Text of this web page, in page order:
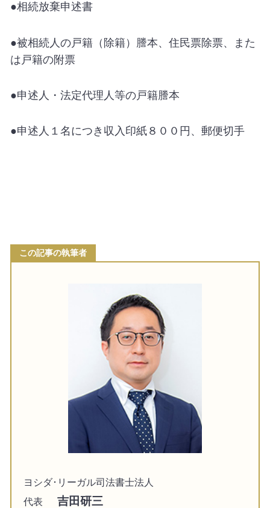
●相続放棄申述書
●被相続人の戸籍（除籍）謄本、住民票除票、また
は戸籍の附票
●申述人・法定代理人等の戸籍謄本
●申述人１名につき収入印紙８００円、郵便切手
この記事の執筆者
ヨシダ･リーガル司法書士法人
代表
吉田研三